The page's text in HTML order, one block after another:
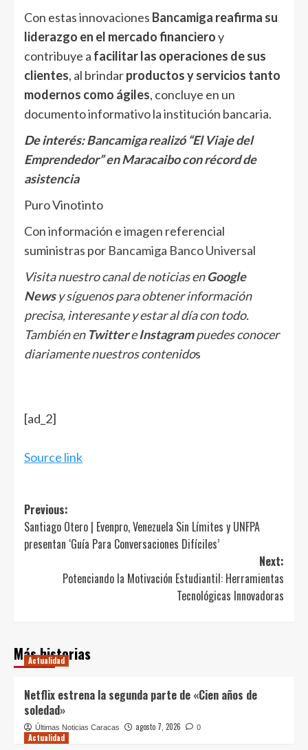
Con estas innovaciones Bancamiga reafirma su
liderazgo en el mercado financieroy
contribuye a facilitar las operaciones de sus
clientes, al brindarproductos y servicios tanto
modernos como ágiles, concluye en un
documento informativo la institución bancaria.
De interés:Bancamiga realizó “El Viaje del
Emprendedor” en Maracaibocon récord de
asistencia
Puro Vinotinto
Con información e imagen referencial
suministras por Bancamiga Banco Universal
Visita nuestro canal de noticias enGoogle
Newsy síguenos para obtener información
precisa, interesante y estar al día con todo.
También en TwittereInstagrampuedes conocer
diariamente nuestros contenidos
[ad_2]
Source link
Post
navigation
Previous:
Santiago Otero | Evenpro, Venezuela Sin Límites y UNFPA
presentan ‘Guía Para Conversaciones Difíciles’
Next:
Potenciando la Motivación Estudiantil: Herramientas
Tecnológicas Innovadoras
Más historias
Actualidad
Netflix estrena la segunda parte de «Cien años de
soledad»
Últimas Noticias Caracas agosto 7, 2026 0
Actualidad